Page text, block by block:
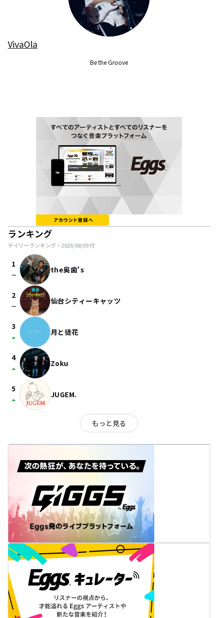
VivaOla
Be the Groove
ランキング
デイリーランキング・ 2026/08/09付
1
check_indeterminate_small the奥歯's
2
check_indeterminate_small 仙台シティーキャッツ
3
arrow_drop_up 月と徒花
4
arrow_drop_up Zoku
5
arrow_drop_up JUGEM.
もっと見る